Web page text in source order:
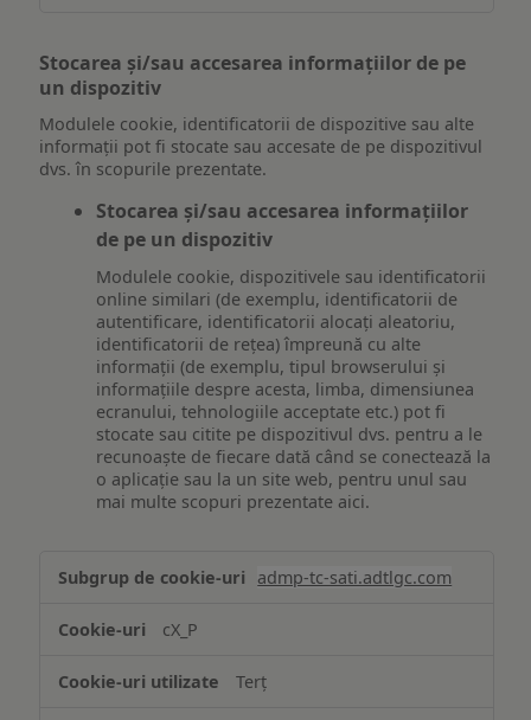
Stocarea și/sau accesarea informațiilor de pe
un dispozitiv
Modulele cookie, identificatorii de dispozitive sau alte
informații pot fi stocate sau accesate de pe dispozitivul
dvs. în scopurile prezentate.
Stocarea și/sau accesarea informațiilor
de pe un dispozitiv
Modulele cookie, dispozitivele sau identificatorii
online similari (de exemplu, identificatorii de
autentificare, identificatorii alocați aleatoriu,
identificatorii de rețea) împreună cu alte
informații (de exemplu, tipul browserului și
informațiile despre acesta, limba, dimensiunea
ecranului, tehnologiile acceptate etc.) pot fi
stocate sau citite pe dispozitivul dvs. pentru a le
recunoaște de fiecare dată când se conectează la
o aplicație sau la un site web, pentru unul sau
mai multe scopuri prezentate aici.
și/sau
informațiilor
pe
admp-tc-sati.adtlgc.com
cX_P
Terț